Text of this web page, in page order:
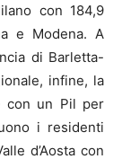
con 184,9
e Modena. A
di Barletta-
infine, la
con un Pil per
i residenti
d’Aosta con